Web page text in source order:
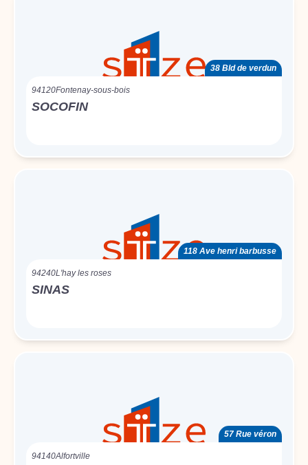
38 Bld de verdun
94120Fontenay-sous-bois
SOCOFIN
118 Ave henri barbusse
94240L'hay les roses
SINAS
57 Rue véron
94140Alfortville